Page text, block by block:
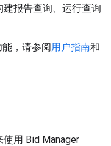
报告查询、运行查询
，请参阅用户指南和
用 Bid Manager